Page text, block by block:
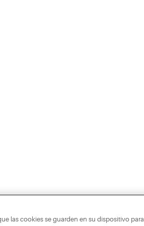
las cookies se guarden en su dispositivo para